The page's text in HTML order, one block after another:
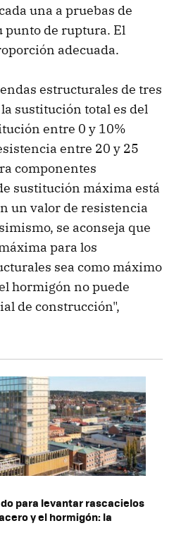
una a pruebas de
de ruptura. El
adecuada.
estructurales de tres
sustitución total es del
entre 0 y 10%
entre 20 y 25
componentes
sustitución máxima está
un valor de resistencia
se aconseja que
para los
sea como máximo
hormigón no puede
de construcción",
para levantar rascacielos
y el hormigón: la